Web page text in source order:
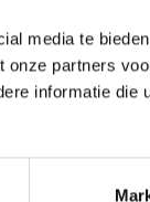
media te
onze partners
informatie die
Geen